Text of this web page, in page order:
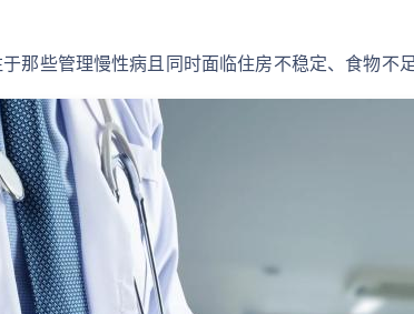
那些管理慢性病且同时面临住房不稳定、食物不